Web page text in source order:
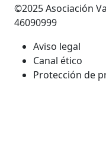
©2025 Asociación
46090999
Aviso legal
Canal ético
Protección de